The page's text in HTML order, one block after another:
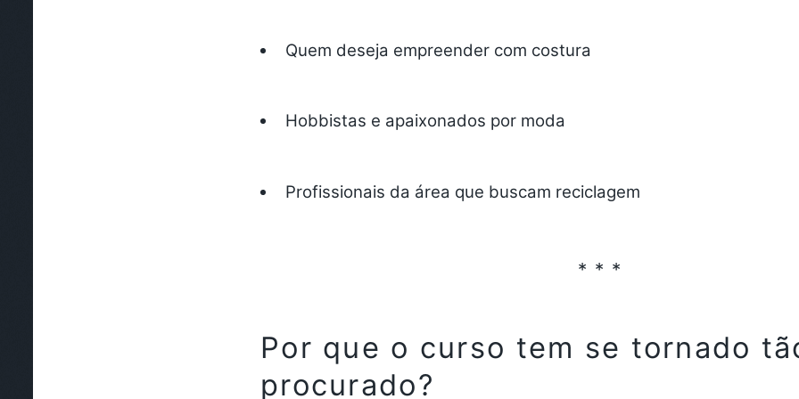
Quem deseja empreender com costura
Hobbistas e apaixonados por moda
Profissionais da área que buscam reciclagem
Por que o curso tem se tornado
procurado?